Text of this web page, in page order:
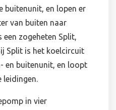
buitenunit, en lopen er
van buiten naar
een zogeheten Split,
Split is het koelcircuit
en buitenunit, en loopt
in vier